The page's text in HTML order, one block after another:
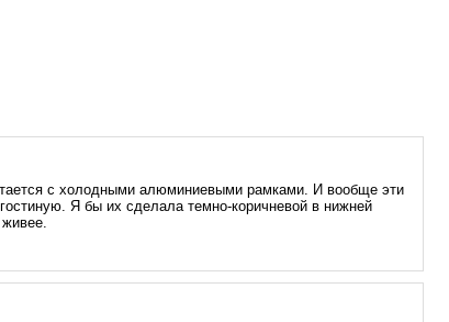
с холодными алюминиевыми рамками. И вообще эти
Я бы их сделала темно-коричневой в нижней